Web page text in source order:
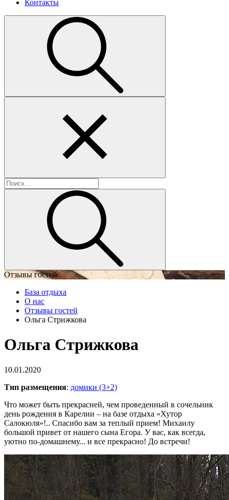
Контакты
Отзывы гостей
База отдыха
О нас
Отзывы гостей
Ольга Стрижкова
Ольга Стрижкова
10.01.2020
Тип размещения: домики (3+2)
Что может быть прекрасней, чем проведенный в сочельник
день рождения в Карелии – на базе отдыха «Хутор
Салокюля»!.. Спасибо вам за теплый прием! Михаилу
большой привет от нашего сына Егора. У вас, как всегда,
уютно по-домашнему... и все прекрасно! До встречи!